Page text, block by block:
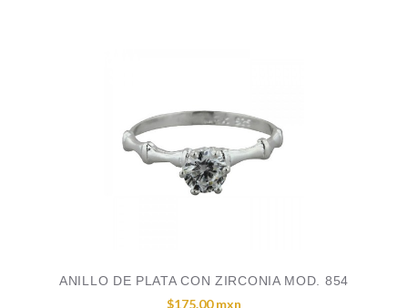
ANILLO DE PLATA CON ZIRCONIA MOD. 854
$175.00 mxn